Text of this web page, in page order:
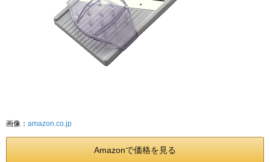
画像： amazon.co.jp
Amazonで価格を見る